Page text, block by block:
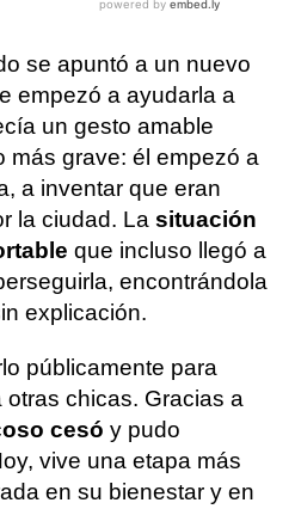
se apuntó a un nuevo
empezó a ayudarla a
un gesto amable
más grave: él empezó a
a inventar que eran
la ciudad. La situación
que incluso llegó a
encontrándola
explicación.
públicamente para
chicas. Gracias a
cesó y pudo
vive una etapa más
en su bienestar y en